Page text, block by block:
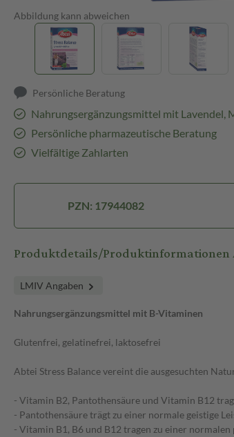
Abbildung kann abweichen
Persönliche Beratung
Nahrungsergänzungsmittel mit Lavendel,
Persönliche pharmazeutische Beratung
Vielfältige Zahlarten
PZN: 17944082
Produktdetails/Produktinformationen
LMIV Angaben
Nahrungsergänzungsmittel mit B-Vitaminen
Glutenfrei, gelatinefrei, laktosefrei
Abtei Stress Balance vereint die ausgesuchten
- Vitamin B2, Pantothensäure und Vitamin B12
- Pantothensäure trägt zu einer normale geistige
- Vitamin B1, B6 und B12 tragen zu einer